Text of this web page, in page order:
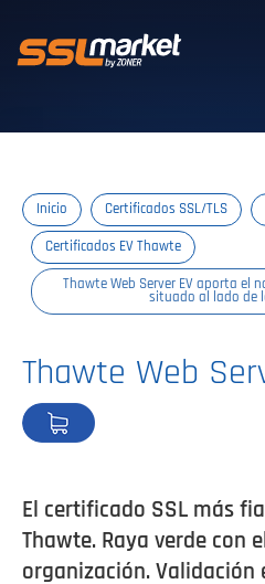
Inicio Certificados SSL/TLS
Certificados EV Thawte
Thawte Web Server EV aporta el
situado al lado de
Thawte Web
El certificado SSL más
Thawte. Raya verde con
organización. Validación